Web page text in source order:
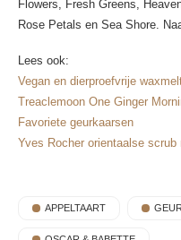
Flowers, Fresh Greens,
Rose Petals en Sea Shore.
Lees ook:
Vegan en dierproefvrije
Treaclemoon One Ginger
Favoriete geurkaarsen
Yves Rocher orientaalse scrub
APPELTAART